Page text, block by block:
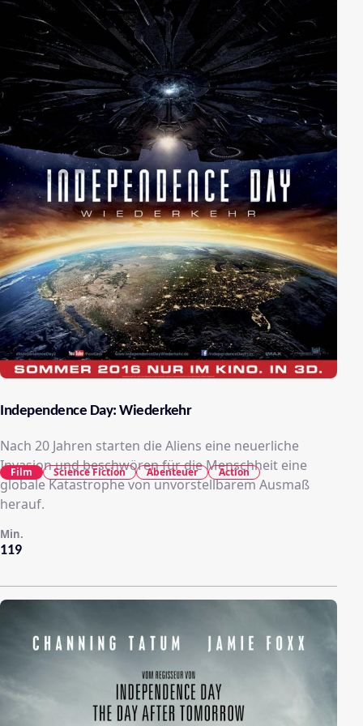
Independence Day: Wiederkehr
Nach 20 Jahren starten die Aliens eine neuerliche
Invasion und beschwören für die Menschheit eine
globale Katastrophe von unvorstellbarem Ausmaß
herauf.
119
Min.
Film Science Fiction Abenteuer Action